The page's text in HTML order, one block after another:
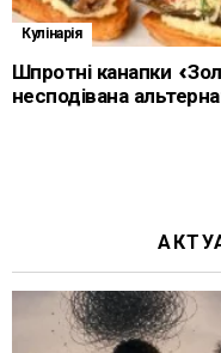
Кулінарія
Шпротні канапки
несподівана